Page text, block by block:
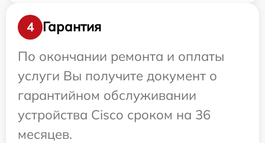
4
Гарантия
По окончании ремонта и оплаты
услуги Вы получите документ о
гарантийном обслуживании
устройства Cisco сроком на 36
месяцев.